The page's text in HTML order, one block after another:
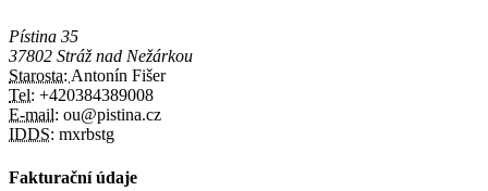
Pístina 35
37802 Stráž nad Nežárkou
Starosta: Antonín Fišer
Tel: +420384389008
E-mail: ou@pistina.cz
IDDS: mxrbstg
Fakturační údaje